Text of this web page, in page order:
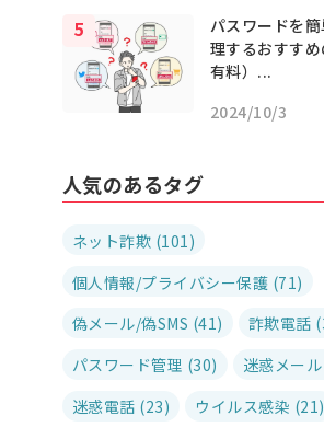
パスワードを
理するおすす
有料）...
2024/10/3
人気のあるタグ
ネット詐欺 (101)
個人情報/プライバシー保護 (71)
偽メール/偽SMS (41)
詐欺電話
パスワード管理 (30)
迷惑メー
迷惑電話 (23)
ウイルス感染 (21)